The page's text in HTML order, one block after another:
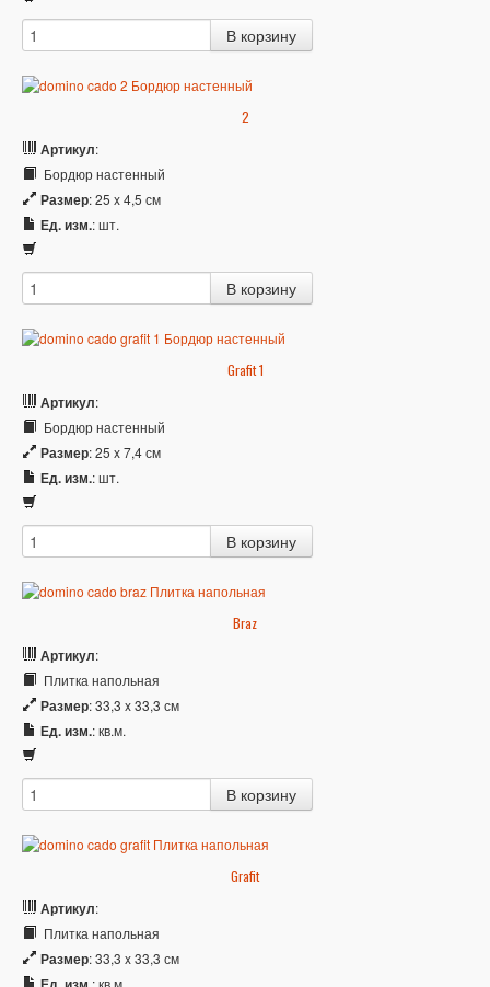
2
Артикул:
Бордюр настенный
Размер: 25 x 4,5 см
Ед. изм.: шт.
Grafit 1
Артикул:
Бордюр настенный
Размер: 25 x 7,4 см
Ед. изм.: шт.
Braz
Артикул:
Плитка напольная
Размер: 33,3 x 33,3 см
Ед. изм.: кв.м.
Grafit
Артикул:
Плитка напольная
Размер: 33,3 x 33,3 см
: кв.м.